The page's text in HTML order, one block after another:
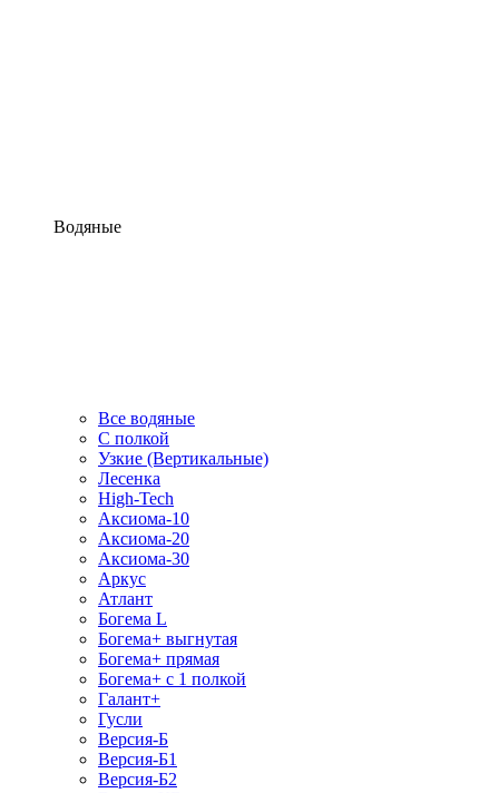
Водяные
Все водяные
С полкой
Узкие (Вертикальные)
Лесенка
High-Tech
Аксиома-10
Аксиома-20
Аксиома-30
Аркус
Атлант
Богема L
Богема+ выгнутая
Богема+ прямая
Богема+ с 1 полкой
Галант+
Гусли
Версия-Б
Версия-Б1
Версия-Б2